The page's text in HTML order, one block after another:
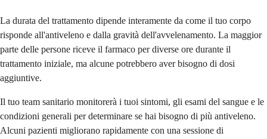
La durata del trattamento dipende interamente da come il tuo corpo
risponde all'antiveleno e dalla gravità dell'avvelenamento. La maggior
parte delle persone riceve il farmaco per diverse ore durante il
trattamento iniziale, ma alcune potrebbero aver bisogno di dosi
aggiuntive.
Il tuo team sanitario monitorerà i tuoi sintomi, gli esami del sangue e le
condizioni generali per determinare se hai bisogno di più antiveleno.
Alcuni pazienti migliorano rapidamente con una sessione di